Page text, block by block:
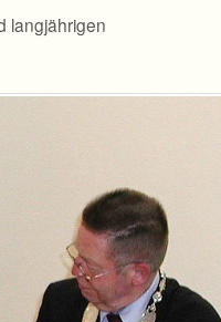
langjährigen